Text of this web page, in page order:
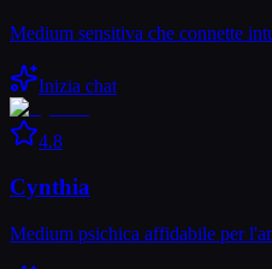
Medium sensitiva che connette
Inizia chat
4.8
Cynthia
Medium psichica affidabile per